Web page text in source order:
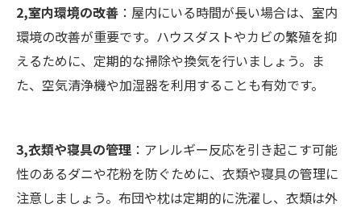
2,室内環境の改善 ：屋内にいる時間が長い場合は、室内
環境の改善が重要です。ハウスダストやカビの繁殖を抑
えるために、定期的な掃除や換気を行いましょう。ま
た、空気清浄機や加湿器を利用することも有効です。
3,衣類や寝具の管理 ：アレルギー反応を引き起こす可能
性のあるダニや花粉を防ぐために、衣類や寝具の管理に
注意しましょう。布団や枕は定期的に洗濯し、衣類は外